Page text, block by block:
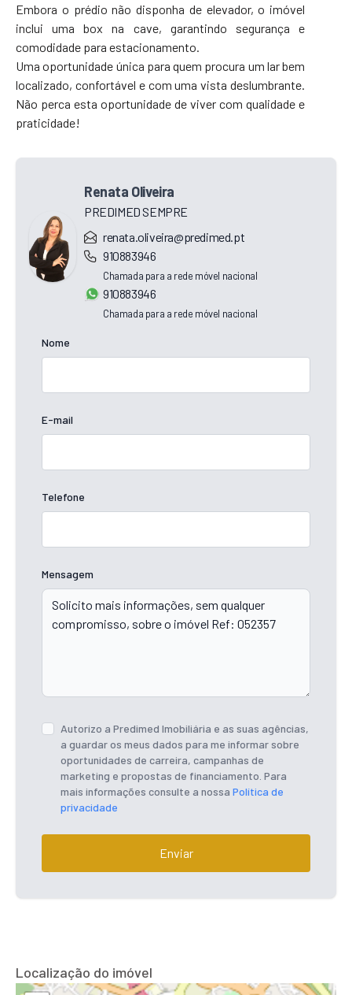
Embora o prédio não disponha de elevador, o imóvel
inclui uma box na cave, garantindo segurança e
comodidade para estacionamento.
Uma oportunidade única para quem procura um lar bem
localizado, confortável e com uma vista deslumbrante.
Não perca esta oportunidade de viver com qualidade e
praticidade!
Renata Oliveira
PREDIMED SEMPRE
renata.oliveira@predimed.pt
910883946
Chamada para a rede móvel nacional
910883946
Chamada para a rede móvel nacional
Nome
E-mail
Telefone
Mensagem
Autorizo a Predimed Imobiliária e as suas agências,
a guardar os meus dados para me informar sobre
oportunidades de carreira, campanhas de
marketing e propostas de financiamento. Para
mais informações consulte a nossa Política de
privacidade
Enviar
Localização do imóvel